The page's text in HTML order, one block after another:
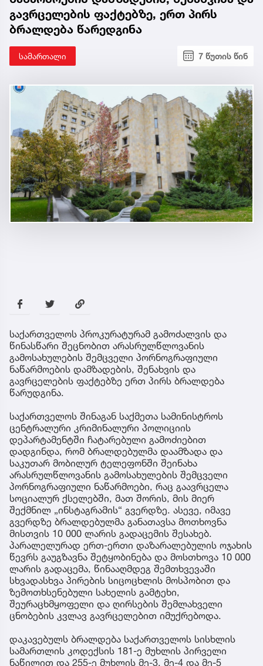
გავრცელების ფაქტებზე, ერთ პირს
ბრალდება წარედგინა
სამართალი 7 წუთის წინ
საქართველოს პროკურატურამ გამოძალვის და
წინასწარი შეცნობით არასრულწლოვანის
გამოსახულების შემცველი პორნოგრაფიული
ნაწარმოების დამზადების, შენახვის და
გავრცელების ფაქტებზე ერთ პირს ბრალდება
წარუდგინა.
საქართველოს შინაგან საქმეთა სამინისტროს
ცენტრალური კრიმინალური პოლიციის
დეპარტამენტში ჩატარებული გამოძიებით
დადგინდა, რომ ბრალდებულმა დაამზადა და
საკუთარ მობილურ ტელეფონში შეინახა
არასრულწლოვანის გამოსახულების შემცველი
პორნოგრაფიული ნაწარმოები, რაც გაავრცელა
სოციალურ ქსელებში, მათ შორის, მის მიერ
შექმნილ „ინსტაგრამის“ გვერდზე. ასევე, იმავე
გვერდზე ბრალდებულმა განათავსა მოთხოვნა
მისთვის 10 000 ლარის გადაცემის შესახებ.
პარალელურად ერთ-ერთი დაზარალებულის ოჯახის
წევრს გაუგზავნა შეტყობინება და მოსთხოვა 10 000
ლარის გადაცემა, წინააღმდეგ შემთხვევაში
სხვადასხვა პირების სიცოცხლის მოსპობით და
ზემოთხსენებული სახელის გამტეხი,
შეურაცხმყოფელი და ღირსების შემლახველი
ცნობების კვლავ გავრცელებით იმუქრებოდა.
დაკავებულს ბრალდება საქართველოს სისხლის
სამართლის კოდექსის 181-ე მუხლის პირველი
ნაწილით და 255-ე მუხლის მე-3, მე-4 და მე-5